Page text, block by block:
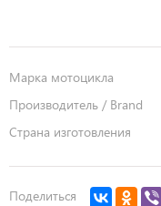
Марка мотоцикла
Производитель / Brand
Страна изготовления
Поделиться